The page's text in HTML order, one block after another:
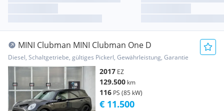
MINI Clubman MINI Clubman One D
Diesel, Schaltgetriebe, gültiges Pickerl, Gewährleistung, Garantie
2017 EZ
129.500 km
116 PS (85 kW)
€ 11.500